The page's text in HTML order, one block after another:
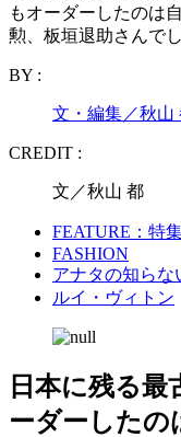
もオーダーしたのは
勲、板垣退助さんでし
BY :
文・編集／秋山
CREDIT :
文／秋山 都
FEATURE：特
FASHION
アナタの知らな
ルイ・ヴィトン
日本に残る
ーダーしたの